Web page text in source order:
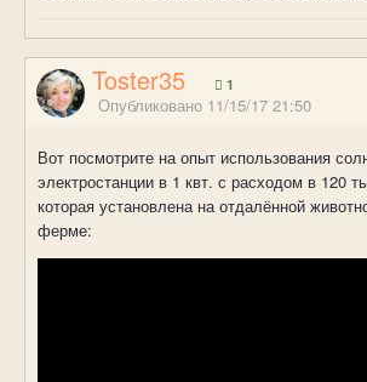
Toster35 1
Опубликовано 11/15/17 21:50
Вот посмотрите на опыт использования
электростанции в 1 квт. с расходом в 120
которая установлена на отдалённой
ферме: